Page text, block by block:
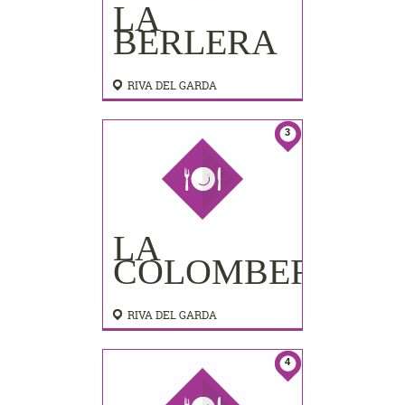
LA
BERLERA
RIVA DEL GARDA
3
LA
COLOMBERA
RIVA DEL GARDA
4